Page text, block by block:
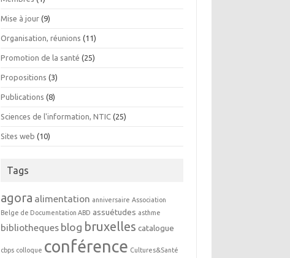
Mise à jour (9)
Organisation, réunions (11)
Promotion de la santé (25)
Propositions (3)
Publications (8)
Sciences de l'information, NTIC (25)
Sites web (10)
Tags
agora alimentation anniversaire Association
Belge de Documentation ABD assuétudes asthme
bibliotheques blog bruxelles catalogue
cbps colloque conférence Cultures&Santé